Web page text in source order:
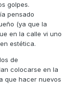
golpes.
pensado
(ya que la
en la calle vi uno
estética.
de
colocarse en la
que hacer nuevos